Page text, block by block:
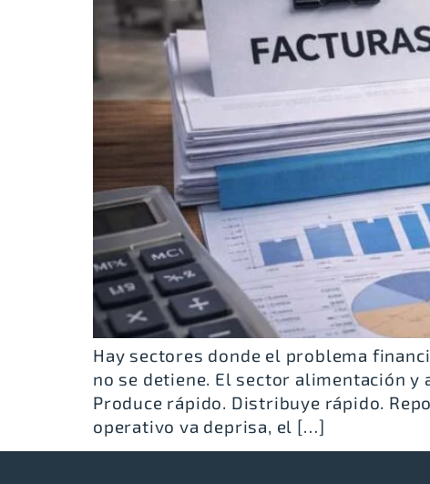
Hay sectores donde el problema
no se detiene. El sector alimentación
Produce rápido. Distribuye rápido.
operativo va deprisa, el […]